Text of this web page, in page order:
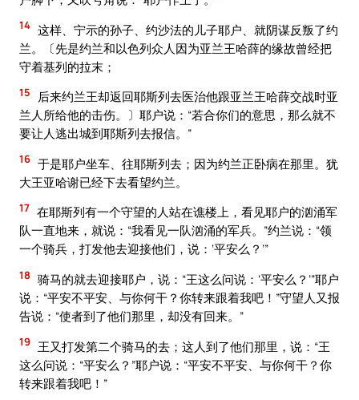
14 这样、宁示的孙子、约沙法的儿子耶户、就阴谋反叛了约
兰。〔先是约兰和以色列众人因为亚兰王哈薛的缘故曾经把
守着基列的拉末；
15
后来约兰王却返回耶斯列去医治他跟亚兰王哈薛交战时亚
兰人所给他的击伤。〕耶户说：“若合你们的意思，那么就不
要让人逃出城到耶斯列去报信。”
16 于是耶户坐车、往耶斯列去；因为约兰正卧病在那里。犹
大王亚哈谢已经下去看望约兰。
17 在耶斯列有一个守望的人站在谯楼上，看见耶户的汹涌军
队一直地来，就说：“我看见一队汹涌的军兵。”约兰说：“领
一个骑兵，打发他去迎接他们，说：‘平安么？’”
18 骑马的就去迎接耶户，说：“王这么问说：‘平安么？’”耶户
说：“平安不平安、与你何干？你转来跟着我吧！”守望人又报
告说：“使者到了他们那里，却没有回来。”
19
王又打发第二个骑马的去；这人到了他们那里，说：“王
这么问说：“平安么？”耶户说：“平安不平安、与你何干？你
转来跟着我吧！”